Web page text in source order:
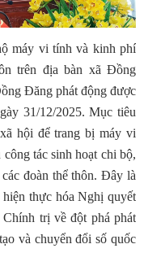
máy vi tính và kinh phí
trên địa bàn xã Đồng
Đăng phát động được
31/12/2025. Mục tiêu
hội để trang bị máy vi
tác sinh hoạt chi bộ,
đoàn thể thôn. Đây là
thực hóa Nghị quyết
trị về đột phá phát
và chuyển đổi số quốc